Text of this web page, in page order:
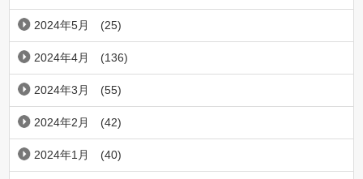
2024年5月 (25)
2024年4月 (136)
2024年3月 (55)
2024年2月 (42)
2024年1月 (40)